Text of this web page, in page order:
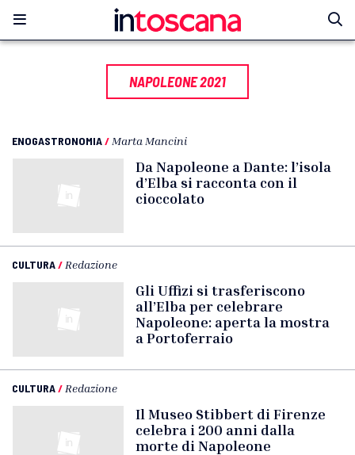
NAPOLEONE 2021
ENOGASTRONOMIA/ Marta Mancini
Da Napoleone a Dante: l’isola
d’Elba si racconta con il
cioccolato
CULTURA/ Redazione
Gli Uffizi si trasferiscono
all’Elba per celebrare
Napoleone: aperta la mostra
a Portoferraio
CULTURA/ Redazione
Il Museo Stibbert di Firenze
celebra i 200 anni dalla
morte di Napoleone